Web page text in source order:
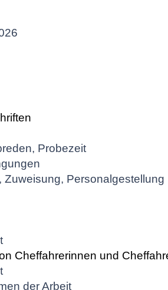
Probezeit
Personalgestellung
Cheffahrerinnen und
der Arbeit